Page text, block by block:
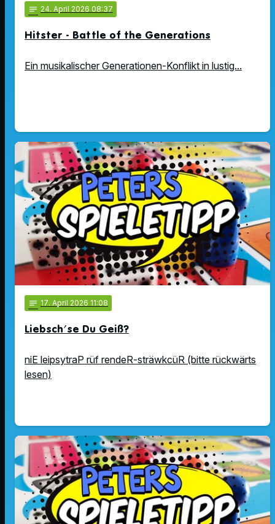
notes 24. April 2026 08:37
Hitster - Battle of the Generations
Ein musikalischer Generationen-Konflikt in lustig...
notes 17. April 2026 11:08
Liebsch'se Du Geiß?
niE leipsytraP rüf rendeR-sträwkcüR (bitte rückwärts
lesen)